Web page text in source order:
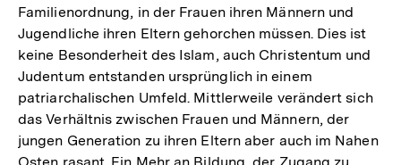
Familienordnung, in der Frauen ihren Männern und
Jugendliche ihren Eltern gehorchen müssen. Dies ist
keine Besonderheit des Islam, auch Christentum und
Judentum entstanden ursprünglich in einem
patriarchalischen Umfeld. Mittlerweile verändert sich
das Verhältnis zwischen Frauen und Männern, der
jungen Generation zu ihren Eltern aber auch im Nahen
Zum